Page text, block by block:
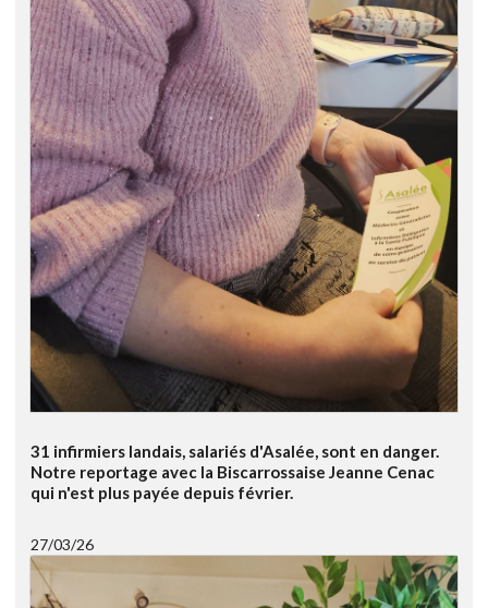
31 infirmiers landais, salariés d'Asalée, sont en danger.
Notre reportage avec la Biscarrossaise Jeanne Cenac
qui n'est plus payée depuis février.
27/03/26